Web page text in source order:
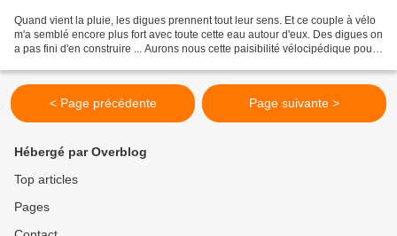
Quand vient la pluie, les digues prennent tout leur sens. Et ce couple à vélo
m'a semblé encore plus fort avec toute cette eau autour d'eux. Des digues on
a pas fini d'en construire ... Aurons nous cette paisibilité vélocipédique pour
< Page précédente Page suivante >
Hébergé par Overblog
Top articles
Pages